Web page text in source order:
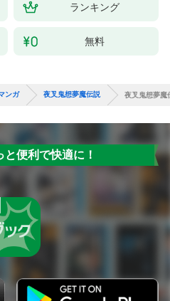
ランキング
無料
ンガ 夜叉鬼想夢魔伝説 夜叉鬼想夢魔
便利で快適に！